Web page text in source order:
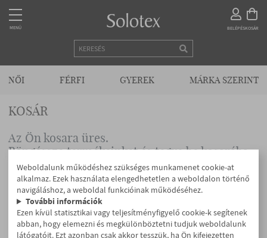
MENÜ BELÉPÉSKOSÁR
NŐI FÉRFI GYEREK MÁRKA SZERINT
MENÜ
KEZDŐLAP
KAPCSOLAT
NŐI
KOSÁR
Az Ön kosara üres.
Böngéssze termékeinket és tegye be kosarába
azokat, amiket megrendelne tőlünk!
Weboldalunk működéshez szükséges munkamenet cookie-at
alkalmaz. Ezek használata elengedhetetlen a weboldalon történő
navigáláshoz, a weboldal funkcióinak működéséhez.
További információk
Ezen kívül statisztikai vagy teljesítményfigyelő cookie-k segítenek
abban, hogy elemezni és megkülönböztetni tudjuk weboldalunk
látógatóit. Ezt azonban csak akkor tesszük, ha Ön kifejezetten